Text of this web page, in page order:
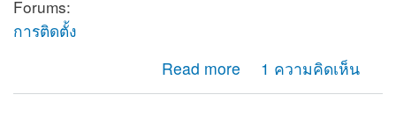
Forums:
การติดตั้ง
Read more
1 ความคิดเห็น